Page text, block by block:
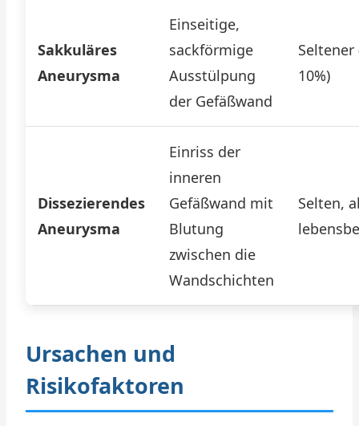
Sakkuläres
Aneurysma
Einseitige,
sackförmige
Ausstülpung
der Gefäßwand
Seltener
10%)
Dissezierendes
Aneurysma
Einriss der
inneren
Gefäßwand mit
Blutung
zwischen die
Wandschichten
Selten,
Ursachen und
Risikofaktoren